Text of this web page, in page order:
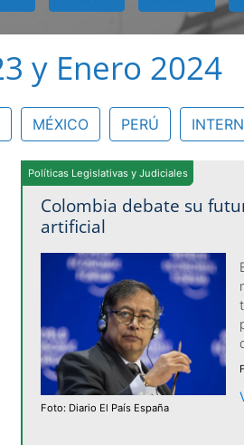
y Enero 2024
MÉXICO PERÚ
Políticas Legislativas y Judiciales
Colombia debate su
artificial
Foto: Diario El País España